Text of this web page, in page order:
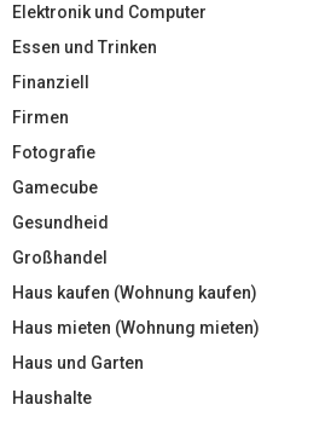
Elektronik und Computer
Essen und Trinken
Finanziell
Firmen
Fotografie
Gamecube
Gesundheid
Großhandel
Haus kaufen (Wohnung kaufen)
Haus mieten (Wohnung mieten)
Haus und Garten
Haushalte